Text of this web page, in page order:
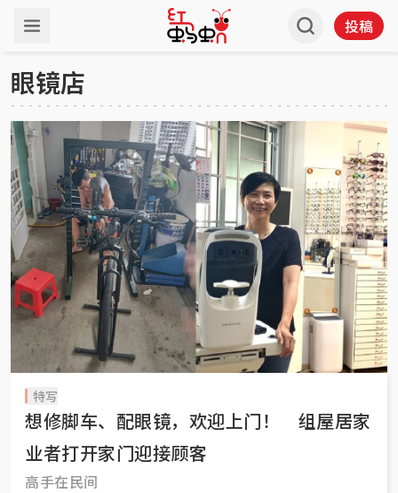
投稿
眼镜店
特写
想修脚车、配眼镜，欢迎上门！ 组屋居家
业者打开家门迎接顾客
高手在民间